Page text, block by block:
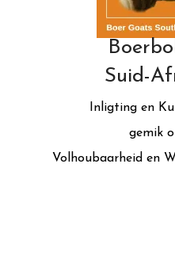
Suid-
Inligting en
gemik
Volhoubaarheid en